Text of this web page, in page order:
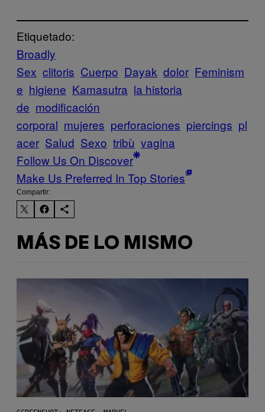
Etiquetado:
Broadly
Sex clitoris Cuerpo Dayak dolor Feminism
e higiene Kamasutra la historia
de modificación
corporal mujeres perforaciones piercings pl
acer Salud Sexo tribù vagina
Follow Us On Discover
Make Us Preferred In Top Stories
Compartir:
MÁS DE LO MISMO